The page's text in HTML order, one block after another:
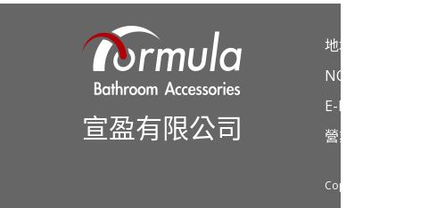
宣盈有限公司
地址：彰化縣鹿
NO.4
E-Mail：
營業項目涵蓋:浴
Copyright ©